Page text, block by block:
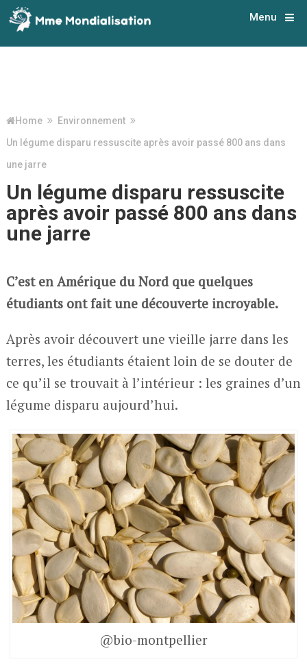
Menu
Home
Environnement
Un légume disparu ressuscite après avoir passé 800 ans dans
une jarre
Un légume disparu ressuscite
après avoir passé 800 ans dans
une jarre
C’est en Amérique du Nord que quelques
étudiants ont fait une découverte incroyable.
Après avoir découvert une vieille jarre dans les
terres, les étudiants étaient loin de se douter de
ce qu’il se trouvait à l’intérieur : les graines d’un
légume disparu aujourd’hui.
@bio-montpellier